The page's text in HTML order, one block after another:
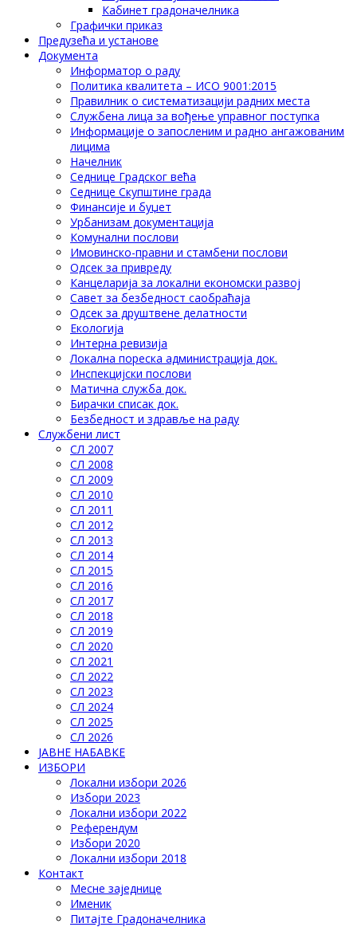
Кабинет градоначелника
Графички приказ
Предузећа и установе
Документа
Информатор о раду
Политика квалитета – ИСО 9001:2015
Правилник о систематизацији радних места
Службена лица за вођење управног поступка
Информације о запосленим и радно ангажованим
лицима
Начелник
Седнице Градског већа
Седнице Скупштине града
Финансије и буџет
Урбанизам документација
Комунални послови
Имовинско-правни и стамбени послови
Одсек за привреду
Канцеларија за локални економски развој
Савет за безбедност саобраћаја
Одсек за друштвене делатности
Eкологија
Интерна ревизија
Локална пореска администрација док.
Инспекцијски послови
Матична служба док.
Бирачки списак док.
Безбедност и здравље на раду
Службени лист
СЛ 2007
СЛ 2008
СЛ 2009
СЛ 2010
СЛ 2011
СЛ 2012
СЛ 2013
СЛ 2014
СЛ 2015
СЛ 2016
СЛ 2017
СЛ 2018
СЛ 2019
СЛ 2020
СЛ 2021
СЛ 2022
СЛ 2023
СЛ 2024
СЛ 2025
СЛ 2026
ЈАВНЕ НАБАВКЕ
ИЗБОРИ
Локални избори 2026
Избори 2023
Локални избори 2022
Референдум
Избори 2020
Локални избори 2018
Контакт
Месне заједнице
Именик
Питајте Градоначелника